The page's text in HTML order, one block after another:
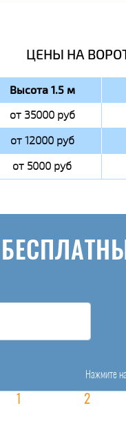
ЦЕНЫ НА
Высота 1.5 м
от 35000 руб
от 12000 руб
от 5000 руб
Нажмите